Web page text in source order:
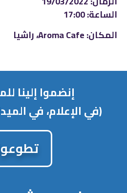
الساعة: 17:00
المكان: Aroma Cafe، راشيا
إنضموا إلينا
(في الإعلام، في